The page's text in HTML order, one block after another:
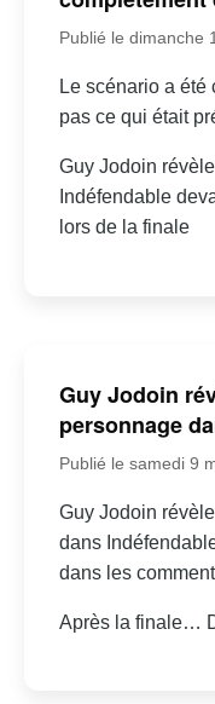
Publié le dimanche
Le scénario a été
pas ce qui était
Guy Jodoin
Indéfendable
lors de la finale
Guy Jodoin
personnage
Publié le samedi 9
Guy Jodoin
dans
dans les
Après la finale…